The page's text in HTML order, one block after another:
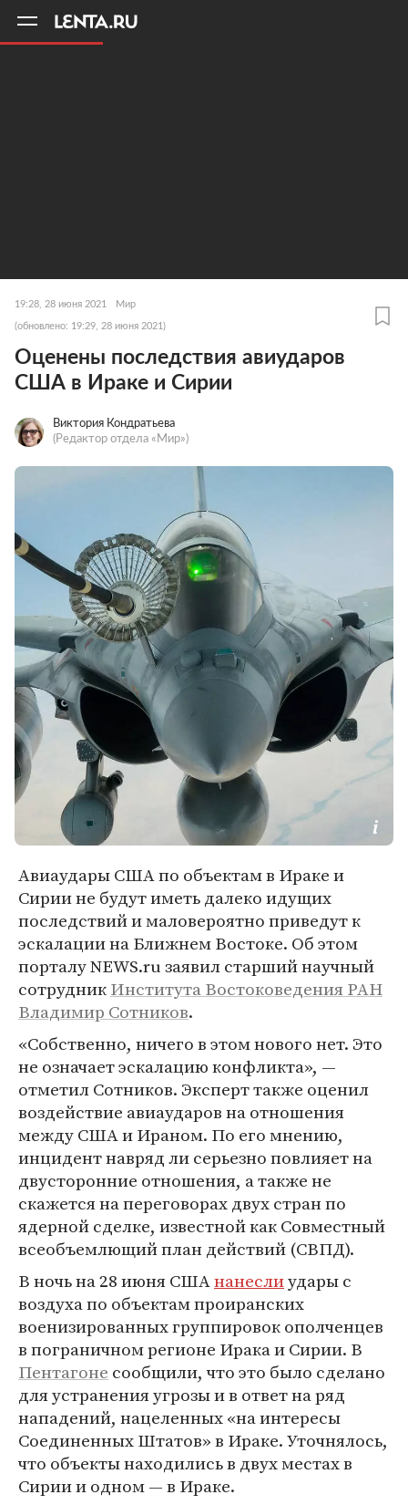
19:28, 28 июня 2021 Мир
(обновлено: 19:29, 28 июня 2021)
Оценены последствия авиударов
США в Ираке и Сирии
Виктория Кондратьева
(Редактор отдела «Мир»)
Авиаудары США по объектам в Ираке и
Сирии не будут иметь далеко идущих
последствий и маловероятно приведут к
эскалации на Ближнем Востоке. Об этом
порталу NEWS.ru заявил старший научный
сотрудникИнститута Востоковедения РАН
Владимир Сотников.
«Собственно, ничего в этом нового нет. Это
не означает эскалацию конфликта», —
отметил Сотников. Эксперт также оценил
воздействие авиаударов на отношения
между США и Ираном. По его мнению,
инцидент навряд ли серьезно повлияет на
двусторонние отношения, а также не
скажется на переговорах двух стран по
ядерной сделке, известной как Совместный
всеобъемлющий план действий (СВПД).
В ночь на 28 июня СШАнанеслиудары с
воздуха по объектам проиранских
военизированных группировок ополченцев
в пограничном регионе Ирака и Сирии. В
Пентагоне сообщили, что это было сделано
для устранения угрозы и в ответ на ряд
нападений, нацеленных «на интересы
Соединенных Штатов» в Ираке. Уточнялось,
что объекты находились в двух местах в
Сирии и одном — в Ираке.